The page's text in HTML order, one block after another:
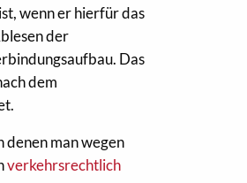
wenn er hierfür das
der
Das
dem
denen man wegen
verkehrsrechtlich